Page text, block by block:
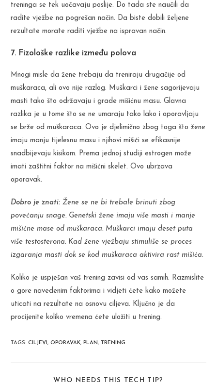
treninga se tek uočavaju poslije. Do tada ste naučili da
radite vježbe na pogrešan način. Da biste dobili željene
rezultate morate raditi vježbe na ispravan način.
7. Fizološke razlike između polova
Mnogi misle da žene trebaju da treniraju drugačije od
muškaraca, ali ovo nije razlog. Muškarci i žene sagorijevaju
masti tako što održavaju i grade mišićnu masu. Glavna
razlika je u tome što se ne umaraju tako lako i oporavljaju
se brže od muškaraca. Ovo je djelimično zbog toga što žene
imaju manju tijelesnu masu i njihovi mišići se efikasnije
snadbijevaju kisikom. Prema jednoj studiji estrogen može
imati zaštitni faktor na mišićni skelet. Ovo ubrzava
oporavak.
Dobro je znati: Žene se ne bi trebale brinuti zbog
povećanju snage. Genetski žene imaju više masti i manje
mišićne mase od muškaraca. Muškarci imaju deset puta
više testosterona. Kad žene vježbaju stimuliše se proces
izgaranja masti dok se kod muškaraca aktivira rast mišića.
Koliko je uspješan vaš trening zavisi od vas samih. Razmislite
o gore navedenim faktorima i vidjeti ćete kako možete
uticati na rezultate na osnovu ciljeva. Ključno je da
procijenite koliko vremena ćete uložiti u trening.
TAGS:CILJEVI, OPORAVAK, PLAN, TRENING
WHO NEEDS THIS TECH TIP?